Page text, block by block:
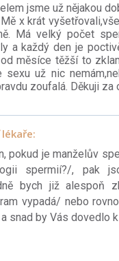
jsme už nějakou
x krát
Má velký počet
a každý den je
měsíce těžší to
sexu už nic
zoufalá. Děkuji za
pokud je manželův
spermií?/, pak
bych již alespoň
vypadá/ nebo
snad by Vás dovedlo